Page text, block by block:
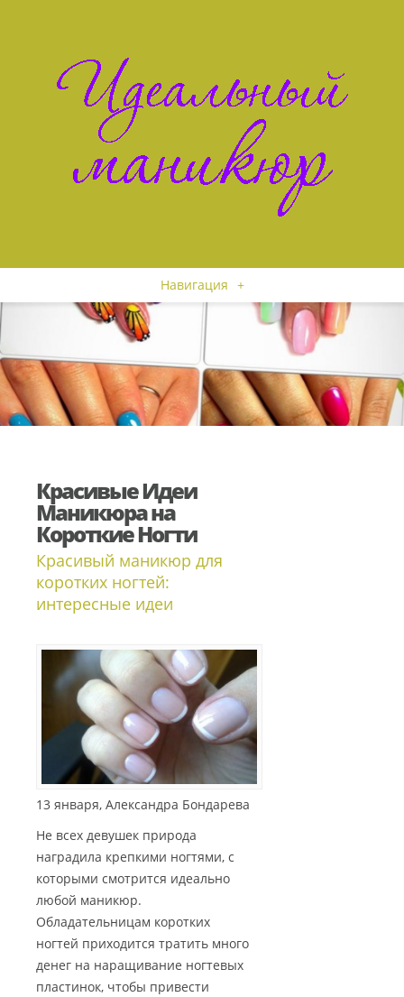
Навигация +
Красивые Идеи
Маникюра на
Короткие Ногти
Красивый маникюр для
коротких ногтей:
интересные идеи
13 января, Александра Бондарева
Не всех девушек природа
наградила крепкими ногтями, с
которыми смотрится идеально
любой маникюр.
Обладательницам коротких
ногтей приходится тратить много
денег на наращивание ногтевых
пластинок, чтобы привести